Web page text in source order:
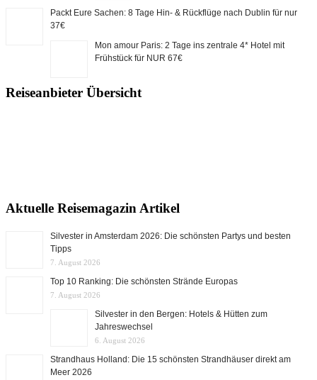
Packt Eure Sachen: 8 Tage Hin- & Rückflüge nach Dublin für nur
37€
Mon amour Paris: 2 Tage ins zentrale 4* Hotel mit
Frühstück für NUR 67€
Reiseanbieter Übersicht
Aktuelle Reisemagazin Artikel
Silvester in Amsterdam 2026: Die schönsten Partys und besten
Tipps
7. August 2026
Top 10 Ranking: Die schönsten Strände Europas
7. August 2026
Silvester in den Bergen: Hotels & Hütten zum
Jahreswechsel
6. August 2026
Strandhaus Holland: Die 15 schönsten Strandhäuser direkt am
Meer 2026